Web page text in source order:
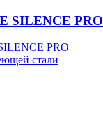
SILENCE PRO
стали